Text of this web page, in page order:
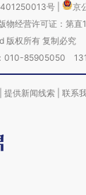
号
京
物经营许可证：第
版权所有 复制必究
010-85905050
提供新闻线索 联系